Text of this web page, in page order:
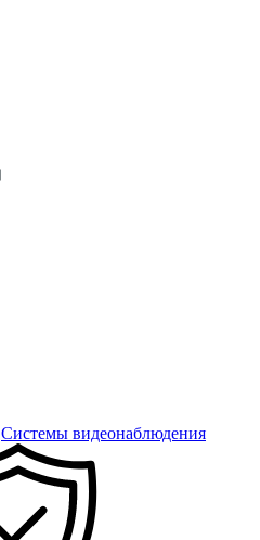
Системы видеонаблюдения